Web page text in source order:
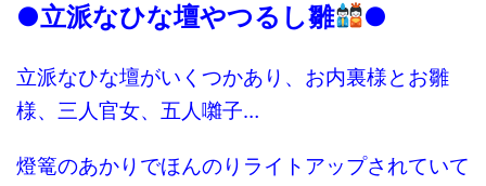
●立派なひな壇やつるし雛 ●
立派なひな壇がいくつかあり、お内裏様とお雛
様、三人官女、五人囃子…
燈篭のあかりでほんのりライトアップされていて